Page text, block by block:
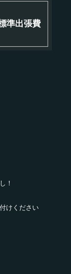
準出張費
！
けください